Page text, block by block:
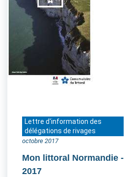
Lettre d'information des
délégations de rivages
octobre 2017
Mon littoral Normandie -
2017